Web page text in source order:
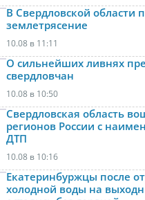
В Свердловской области
землетрясение
10.08 в 11:11
О сильнейших ливнях
свердловчан
10.08 в 10:50
Свердловская область
регионов России с
ДТП
10.08 в 10:16
Екатеринбуржцы после
холодной воды на